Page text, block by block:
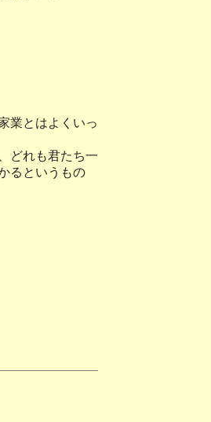
業とはよくいっ
どれも君たち一
るというもの